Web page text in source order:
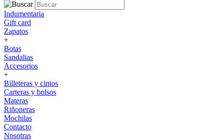
Indumentaria
Gift card
Zapatos
+
Botas
Sandalias
Accesorios
+
Billeteras y cintos
Carteras y bolsos
Materas
Riñoneras
Mochilas
Contacto
Nosotras